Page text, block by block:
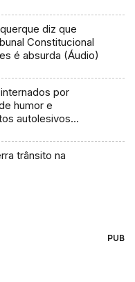
diz que
Constitucional
é absurda (Áudio)
por
humor e
autolesivos
trânsito na
PUB